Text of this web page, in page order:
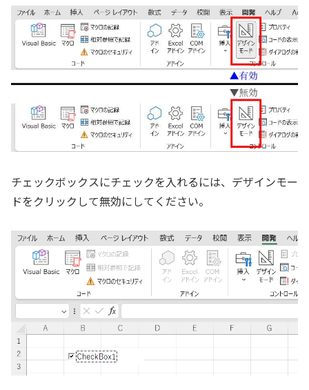
チェックボックスにチェックを入れるには、デザインモー
ドをクリックして無効にしてください。